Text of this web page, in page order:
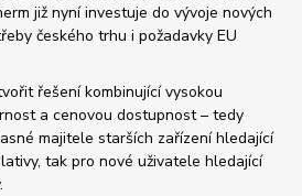
již nyní investuje do vývoje nových
českého trhu i požadavky EU
řešení kombinující vysokou
a cenovou dostupnost – tedy
majitele starších zařízení hledající
tak pro nové uživatele hledající